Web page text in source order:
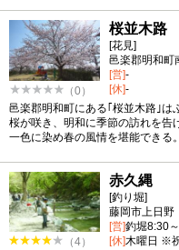
（0）
桜並木路
[花見]
邑楽郡明和町
[営]-
[休]-
邑楽郡明和町にある｢桜並木路｣
桜が咲き、明和に季節の訪れを告
一色に染め春の風情を堪能できる。
（4）
赤久縄
[釣り堀]
藤岡市上日野
[営]釣堀8:30
[休]木曜日 ※